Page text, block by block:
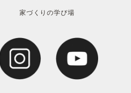
家づくりの学び場